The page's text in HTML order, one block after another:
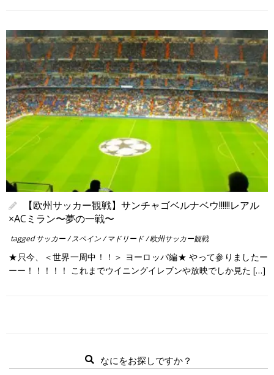
【欧州サッカー観戦】サンチャゴベルナベウ!!!!!!レアル
×ACミラン〜夢の一戦〜
taggedサッカー/スペイン/マドリード/欧州サッカー観戦
★只今、＜世界一周中！！＞ ヨーロッパ編★ やって参りましたー
ーー！！！！！ これまでウイニングイレブンや放映でしか見た […]
なにをお探しですか？